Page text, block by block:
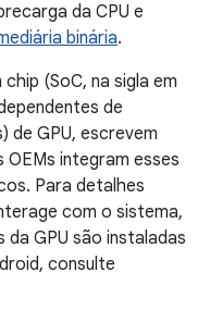
da CPU e
binária.
(SoC, na sigla em
de
de GPU, escrevem
OEMs integram esses
Para detalhes
com o sistema,
GPU são instaladas
consulte